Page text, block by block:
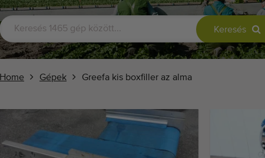
Keresés
Home Gépek Greefa kis boxfiller az alma